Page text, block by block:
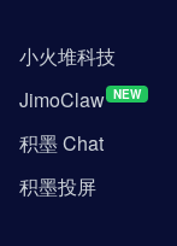
小火堆科技
JimoClaw NEW
积墨 Chat
积墨投屏